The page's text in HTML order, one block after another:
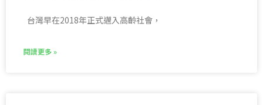
台灣早在2018年正式邁入高齡社會，
閱讀更多 »